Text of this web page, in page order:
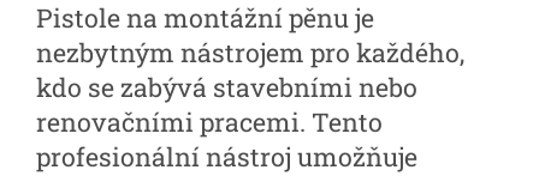
Pistole na montážní pěnu je
nezbytným nástrojem pro každého,
kdo se zabývá stavebními nebo
renovačními pracemi. Tento
profesionální nástroj umožňuje